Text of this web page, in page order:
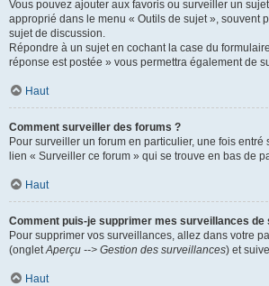
Vous pouvez ajouter aux favoris ou surveiller un
approprié dans le menu « Outils de sujet », souvent
sujet de discussion.
Répondre à un sujet en cochant la case du
réponse est postée » vous permettra également de
Haut
Comment surveiller des forums ?
Pour surveiller un forum en particulier, une fois entré
lien « Surveiller ce forum » qui se trouve en bas de
Haut
Comment puis-je supprimer mes surveillances de
Pour supprimer vos surveillances, allez dans votre
(ongletAperçu --> Gestion des surveillances) et
Haut